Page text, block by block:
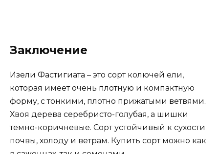
Заключение
Изели Фастигиата – это сорт колючей ели,
которая имеет очень плотную и компактную
форму, с тонкими, плотно прижатыми ветвями.
Хвоя дерева серебристо-голубая, а шишки
темно-коричневые. Сорт устойчивый к сухости
почвы, холоду и ветрам. Купить сорт можно как